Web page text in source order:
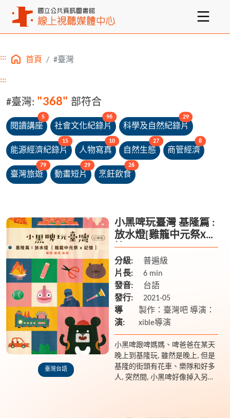
主要內容區塊
::: 首頁 #臺灣
:::
#臺灣: "368" 部符合
閱讀講座
5unread messages
社會文化紀錄片
96unread messages
科學及自然紀錄片
29unread
能源經濟紀錄片
15unread messages
人物寫真
10unread messages
自然生態
27unread messages
商管經濟
8unread
臺灣旅遊
79unread messages
動畫短片
29unread messages
烹飪飲食
26unread messages
臺灣台語
小黑啤玩臺灣 基隆篇 :
放水燈[雞籠中元祭X記
憶]
分級:
普遍級
片長:
6 min
發音:
台語
發行:
2021-05
導
演:
製作：臺灣吧 導演：
xible導演
小黑啤跟啤媽媽、啤爸爸在某天
晚上到基隆玩, 雖然是晚上, 但是
基隆的街頭有花車、樂隊和好多
人, 突然間, 小黑啤好像掉入另外